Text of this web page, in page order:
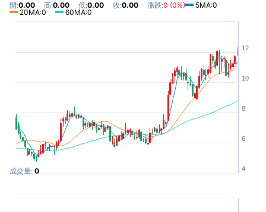
開:0.00 高:0.00 低:0.00 收:0.00 漲跌:0 (0%)
5MA:0
20MA:0
60MA:0
成交量:0 4
6
8
10
12